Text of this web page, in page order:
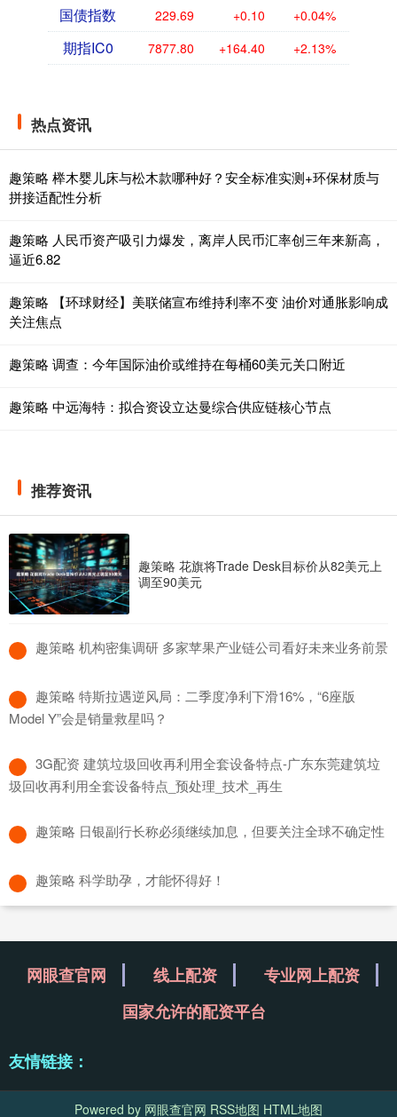
国债指数 229.69 +0.10 +0.04%
期指IC0 7877.80 +164.40 +2.13%
热点资讯
趣策略 榉木婴儿床与松木款哪种好？安全标准实测+环保材质与
拼接适配性分析
趣策略 人民币资产吸引力爆发，离岸人民币汇率创三年来新高，
逼近6.82
趣策略 【环球财经】美联储宣布维持利率不变 油价对通胀影响成
关注焦点
趣策略 调查：今年国际油价或维持在每桶60美元关口附近
趣策略 中远海特：拟合资设立达曼综合供应链核心节点
推荐资讯
趣策略 花旗将Trade Desk目标价从82美元上
调至90美元
​趣策略 机构密集调研 多家苹果产业链公司看好未来业务前景
​趣策略 特斯拉遇逆风局：二季度净利下滑16%，“6座版
Model Y”会是销量救星吗？
​3G配资 建筑垃圾回收再利用全套设备特点-广东东莞建筑垃
圾回收再利用全套设备特点_预处理_技术_再生
​趣策略 日银副行长称必须继续加息，但要关注全球不确定性
​趣策略 科学助孕，才能怀得好！
网眼查官网 线上配资
专业网上配资
国家允许的配资平台
友情链接：
Powered by 网眼查官网 RSS地图 HTML地图